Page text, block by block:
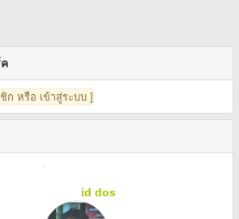
หรือ เข้าสู่ระบบ ]
id dos